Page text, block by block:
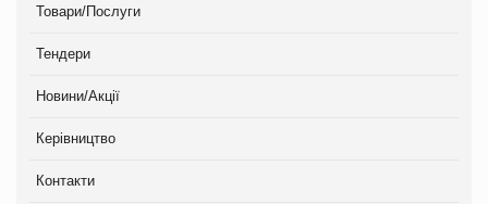
Товари/Послуги
Тендери
Новини/Акції
Керівництво
Контакти